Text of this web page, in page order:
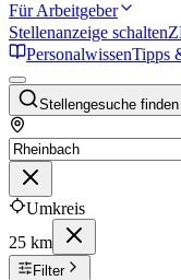
Für Arbeitgeber
Stellenanzeige schalten
PersonalwissenTipps
Stellengesuche finden
Umkreis
25 km
Filter